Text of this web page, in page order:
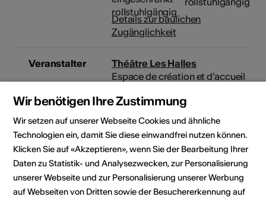
Details zur baulichen
Zugänglichkeit
Veranstalter
Théâtre Les Halles
Espace de création et d’accueil
Route ancien Sierre 13
CP 96
3960 Sierre
Telefon +41 27 452 02 90
Reservationen +41 27 452 02
90
E-Mail
Webseite
Wir benötigen Ihre Zustimmung
Wir setzen auf unserer Webseite Cookies und ähnliche
Technologien ein, damit Sie diese einwandfrei nutzen können.
Klicken Sie auf «Akzeptieren», wenn Sie der Bearbeitung Ihrer
Daten zu Statistik- und Analysezwecken, zur Personalisierung
unserer Webseite und zur Personalisierung unserer Werbung
auf Webseiten von Dritten sowie der Besuchererkennung auf